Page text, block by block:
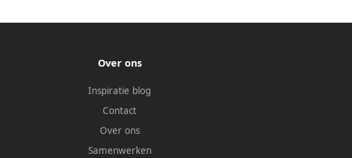
Over ons
Inspiratie blog
Contact
Over ons
Samenwerken